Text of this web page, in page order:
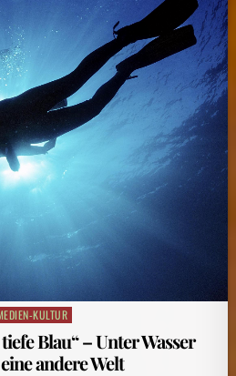
KULTUR
Blau“ – Unter Wasser
andere Welt